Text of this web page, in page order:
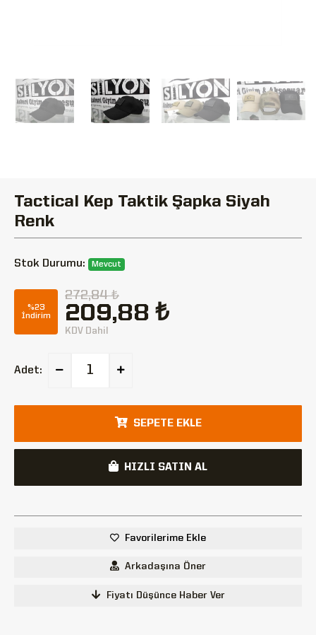
Tactical Kep Taktik Şapka Siyah
Renk
Stok Durumu: Mevcut
%23
İndirim
272,84 ₺
209,88 ₺
KDV Dahil
Adet:
SEPETE EKLE
HIZLI SATIN AL
Favorilerime Ekle
Arkadaşına Öner
Fiyatı Düşünce Haber Ver